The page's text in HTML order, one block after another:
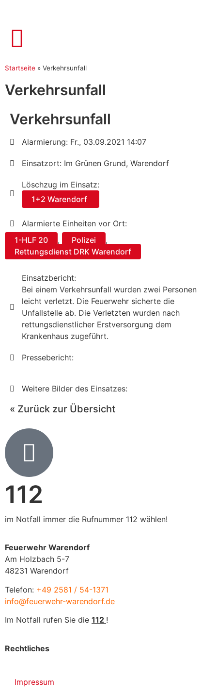
Startseite » Verkehrsunfall
Verkehrsunfall
Verkehrsunfall
Alarmierung: Fr., 03.09.2021 14:07
Einsatzort: Im Grünen Grund, Warendorf
Löschzug im Einsatz:
1+2 Warendorf
Alarmierte Einheiten vor Ort:
1-HLF 20
, Polizei
,
Rettungsdienst DRK Warendorf
Einsatzbericht:
Bei einem Verkehrsunfall wurden zwei Personen
leicht verletzt. Die Feuerwehr sicherte die
Unfallstelle ab. Die Verletzten wurden nach
rettungsdienstlicher Erstversorgung dem
Krankenhaus zugeführt.
Pressebericht:
Weitere Bilder des Einsatzes:
« Zurück zur Übersicht
112
im Notfall immer die Rufnummer 112 wählen!
Feuerwehr Warendorf
Am Holzbach 5-7
48231 Warendorf
Telefon: +49 2581 / 54-1371
info@feuerwehr-warendorf.de
Im Notfall rufen Sie die 112 !
Rechtliches
Impressum